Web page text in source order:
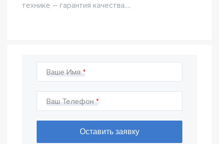
технике – гарантия качества....
Ваше Имя
Ваш Телефон